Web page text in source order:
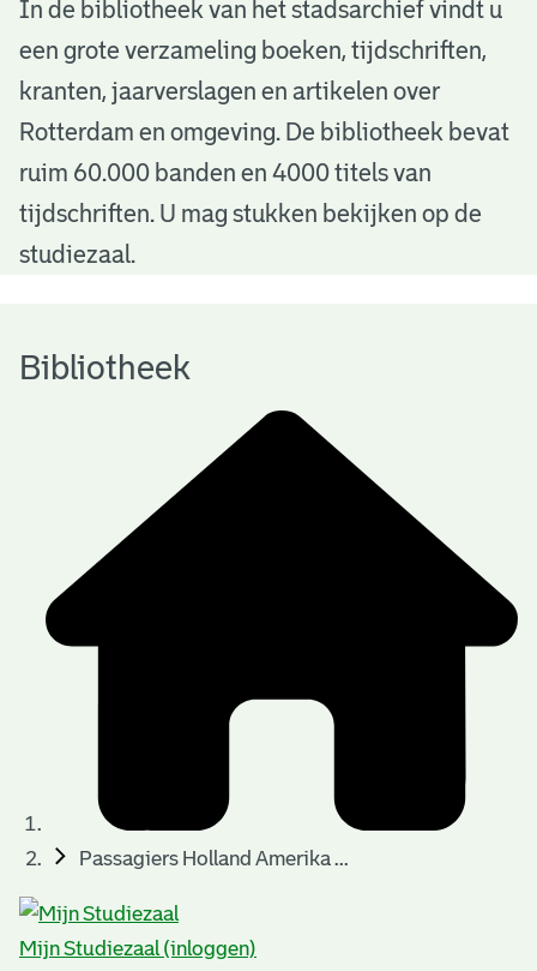
B
b
o
h
In de bibliotheek van het stadsarchief vindt u
een grote verzameling boeken, tijdschriften,
kranten, jaarverslagen en artikelen over
Rotterdam en omgeving. De bibliotheek bevat
ruim 60.000 banden en 4000 titels van
tijdschriften. U mag stukken bekijken op de
studiezaal.
Bibliotheek
Passagiers Holland Amerika ...
Mijn Studiezaal (inloggen)